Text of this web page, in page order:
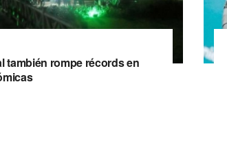
también rompe récords en